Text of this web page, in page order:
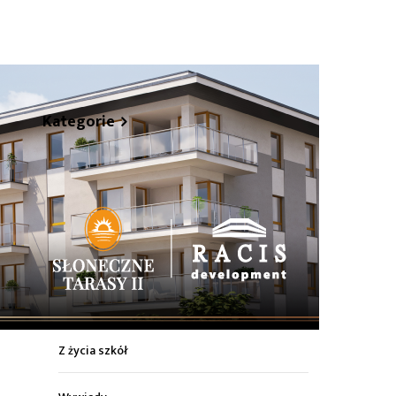
Kategorie
Z życia miasta
Sport
Kultura
Wiadomości z regionu
Z życia szkół